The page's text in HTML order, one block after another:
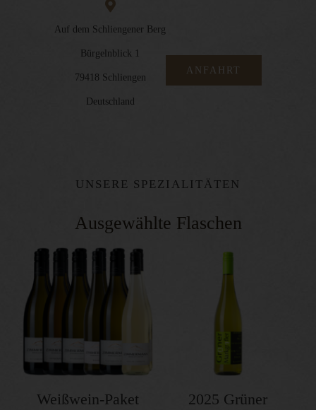
Auf dem Schliengener Berg
Bürgelnblick 1
79418 Schliengen
Deutschland
ANFAHRT
UNSERE SPEZIALITÄTEN
Ausgewählte Flaschen
Weißwein-Paket
2025 Grüner